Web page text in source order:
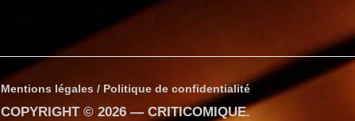
Mentions légales / Politique de confidentialité
COPYRIGHT © 2026 — CRITICOMIQUE.